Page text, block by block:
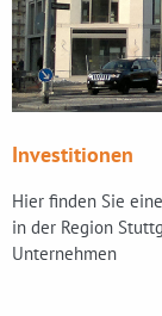
Investitionen
Hier finden Sie
in der Region
Unternehmen